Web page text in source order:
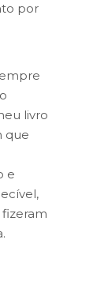
por
livro
que
e